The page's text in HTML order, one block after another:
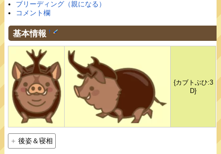
ブリーディング（親になる）
コメント欄
基本情報 †
{カブトぶひ:3
D}
後姿＆寝相